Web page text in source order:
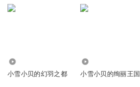
小雪小贝的幻羽之都 小雪小贝的绚丽王国